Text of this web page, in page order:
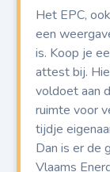
Het EPC,
een
is. Koop je
attest bij.
voldoet aan
ruimte voor
tijdje
Dan is er de
Vlaams